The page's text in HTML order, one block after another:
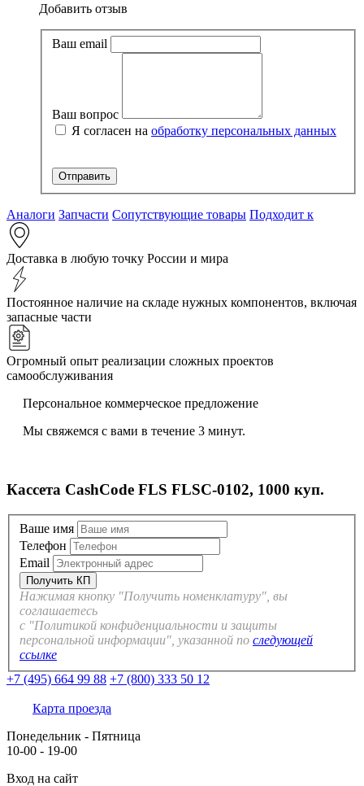
Добавить отзыв
Ваш email
Ваш вопрос
Я согласен на обработку персональных данных
Аналоги Запчасти Сопутствующие товары Подходит к
Доставка в любую точку России и мира
Постоянное наличие на складе нужных компонентов, включая
запасные части
Огромный опыт реализации сложных проектов
самообслуживания
Персональное коммерческое предложение
Мы свяжемся с вами в течение 3 минут.
Кассета CashCode FLS FLSC-0102, 1000 куп.
Ваше имя
Телефон
Email
Нажимая кнопку "Получить номенклатуру", вы
соглашаетесь
с "Политикой конфиденциальности и защиты
персональной информации", указанной по следующей
ссылке
+7 (495) 664 99 88 +7 (800) 333 50 12
Карта проезда
Понедельник - Пятница
10-00 - 19-00
Вход на сайт